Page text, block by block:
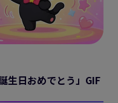
生日おめでとう」GIF